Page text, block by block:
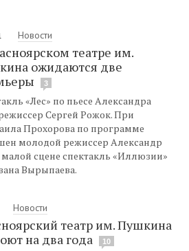
Новости
театре им.
ожидаются две
3
«Лес» по пьесе Александра
Сергей Рожок. При
Прохорова по программе
молодой режиссер Александр
сцене спектакль «Иллюзии»
Вырыпаева.
Новости
театр им. Пушкина
на два года
10